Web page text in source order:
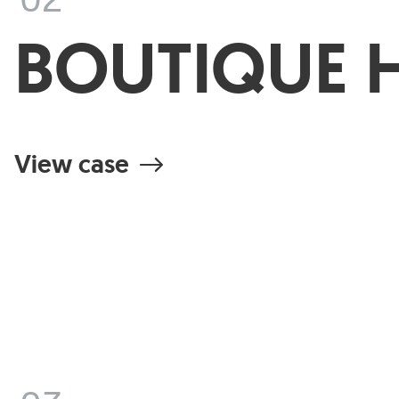
BOUTIQUE
View case